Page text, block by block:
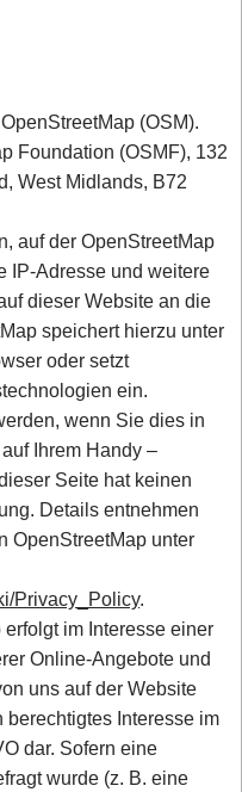
(OSM).
Foundation (OSMF), 132
West Midlands, B72
auf der OpenStreetMap
IP-Adresse und weitere
dieser Website an die
speichert hierzu unter
oder setzt
ein.
wenn Sie dies in
Ihrem Handy –
Seite hat keinen
Details entnehmen
OpenStreetMap unter
Privacy_Policy.
im Interesse einer
Online-Angebote und
uns auf der Website
Interesse im
dar. Sofern eine
wurde (z. B. eine